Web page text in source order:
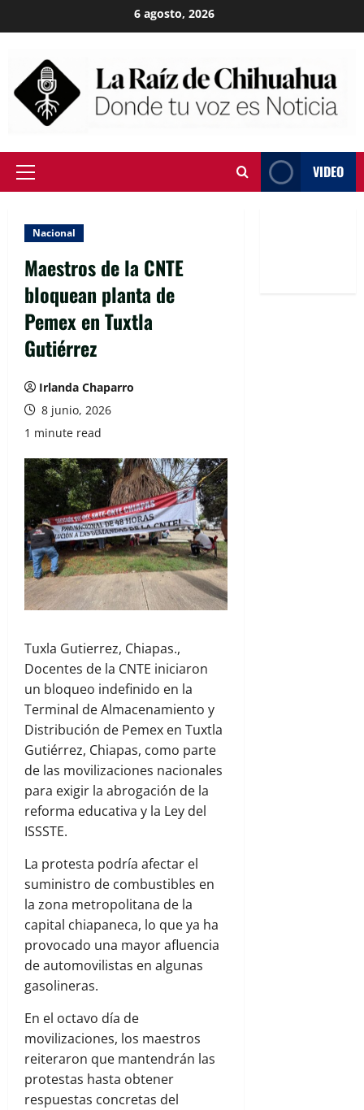
to
6 agosto, 2026
Primary
VIDEO
Nacional
Maestros de la CNTE
bloquean planta de
Pemex en Tuxtla
Gutiérrez
Irlanda Chaparro
8 junio, 2026
1 minute read
Tuxla Gutierrez, Chiapas.,
Docentes de la CNTE iniciaron
un bloqueo indefinido en la
Terminal de Almacenamiento y
Distribución de Pemex en Tuxtla
Gutiérrez, Chiapas, como parte
de las movilizaciones nacionales
para exigir la abrogación de la
reforma educativa y la Ley del
ISSSTE.
La protesta podría afectar el
suministro de combustibles en
la zona metropolitana de la
capital chiapaneca, lo que ya ha
provocado una mayor afluencia
de automovilistas en algunas
gasolineras.
En el octavo día de
movilizaciones, los maestros
reiteraron que mantendrán las
protestas hasta obtener
respuestas concretas del